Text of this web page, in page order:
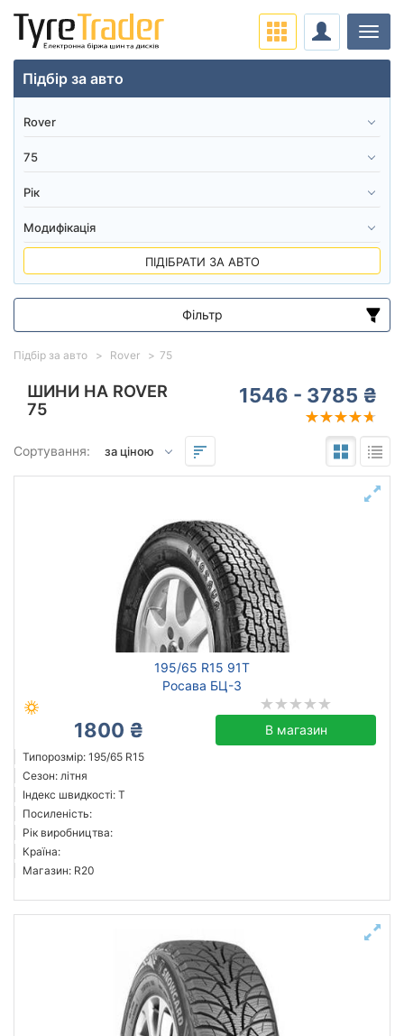
ШИНИ НА ROVER
75
1546 - 3785 ₴
Сортування:
195/65 R15 91T
Росава БЦ-3
1800 ₴ В магазин
Типорозмір: 195/65 R15
Сезон: літня
Індекс швидкості: T
Посиленість:
Рік виробництва:
Країна:
Магазин: R20
Підбір за авто Rover 75
Підбір за авто
ПІДІБРАТИ ЗА АВТО
Фільтр
Діапазон цін
від
Michelin
Continental
Sailun
Goodyear
Тип транспортного засобу